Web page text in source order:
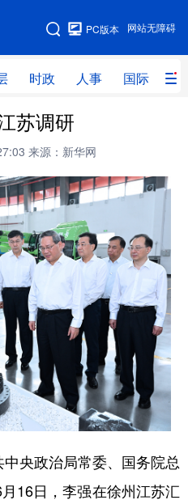
网站无障碍
PC版本
时政 人事 国际 财
地图
时政
网评
全球连线 教育
量子
健康 军事
图片
信息化 数字经济
银龄 溯源中国
能源 会展
时尚 悦读
亚太网 上市公司
苏调研
来源：新华网
央政治局常委、国务院总
16日，李强在徐州江苏汇